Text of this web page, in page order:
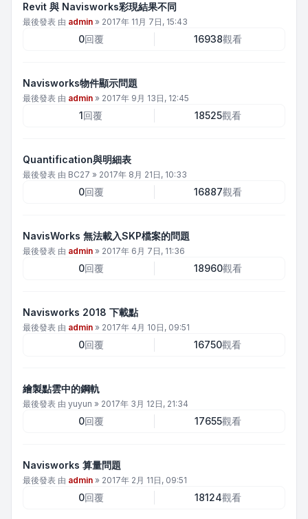
Revit 與 Navisworks彩現結果不同
最後發表 由 admin » 2017年 11月 7日, 15:43
0回覆 16938觀看
Navisworks物件顯示問題
最後發表 由 admin » 2017年 9月 13日, 12:45
1回覆 18525觀看
Quantification與明細表
最後發表 由 BC27 » 2017年 8月 21日, 10:33
0回覆 16887觀看
NavisWorks 無法載入SKP檔案的問題
最後發表 由 admin » 2017年 6月 7日, 11:36
0回覆 18960觀看
Navisworks 2018 下載點
最後發表 由 admin » 2017年 4月 10日, 09:51
0回覆 16750觀看
繪製點雲中的鋼軌
最後發表 由 yuyun » 2017年 3月 12日, 21:34
0回覆 17655觀看
Navisworks 算量問題
最後發表 由 admin » 2017年 2月 11日, 09:51
0回覆 18124觀看